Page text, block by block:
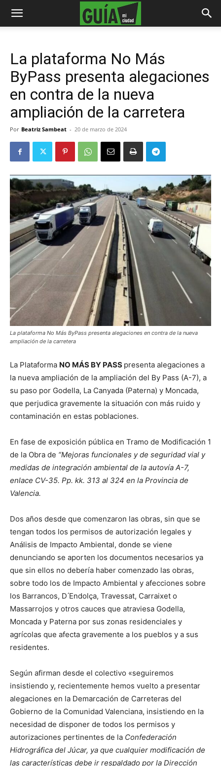
La plataforma No Más
ByPass presenta alegaciones
en contra de la nueva
ampliación de la carretera
Por Beatriz Sambeat - 20 de marzo de 2024
La plataforma No Más ByPass presenta alegaciones en contra de la nueva
ampliación de la carretera
La Plataforma NO MÁS BY PASS presenta alegaciones a
la nueva ampliación de la ampliación del By Pass (A-7), a
su paso por Godella, La Canyada (Paterna) y Moncada,
que perjudica gravemente la situación con más ruido y
contaminación en estas poblaciones.
En fase de exposición pública en Tramo de Modificación 1
de la Obra de “Mejoras funcionales y de seguridad vial y
medidas de integración ambiental de la autovía A-7,
enlace CV-35. Pp. kk. 313 al 324 en la Provincia de
Valencia.
Dos años desde que comenzaron las obras, sin que se
tengan todos los permisos de autorización legales y
Análisis de Impacto Ambiental, donde se viene
denunciando se aporten los documentos necesarios ya
que sin ellos no debería haber comenzado las obras,
sobre todo los de Impacto Ambiental y afecciones sobre
los Barrancos, D ́Endolça, Travessat, Carraixet o
Massarrojos y otros cauces que atraviesa Godella,
Moncada y Paterna por sus zonas residenciales y
agrícolas que afecta gravemente a los pueblos y a sus
residentes.
Según afirman desde el colectivo «seguiremos
insistiendo y, recientemente hemos vuelto a presentar
alegaciones en la Demarcación de Carreteras del
Gobierno de la Comunidad Valenciana, insistiendo en la
necesidad de disponer de todos los permisos y
autorizaciones pertinentes de la Confederación
Hidrográfica del Júcar, ya que cualquier modificación de
las características debe ir respaldado por la Dirección